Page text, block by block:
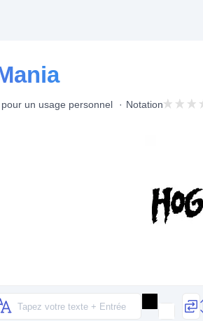
un usage personnel Notation